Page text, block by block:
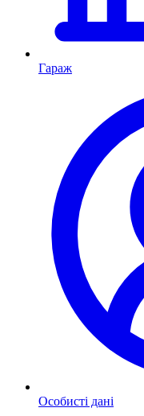
Гараж
Особисті дані